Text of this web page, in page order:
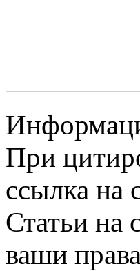
При
ссылка на
Статьи на
ваши